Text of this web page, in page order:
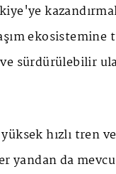
ekosistemine
sürdürülebilir
hızlı tren ve
yandan da